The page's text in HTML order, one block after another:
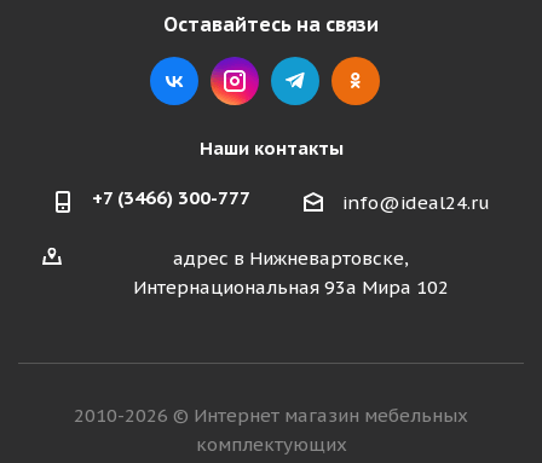
Оставайтесь на связи
Наши контакты
+7 (3466) 300-777 info@ideal24.ru
адрес в Нижневартовске,
Интернациональная 93а Мира 102
2010-2026 © Интернет магазин мебельных
комплектующих